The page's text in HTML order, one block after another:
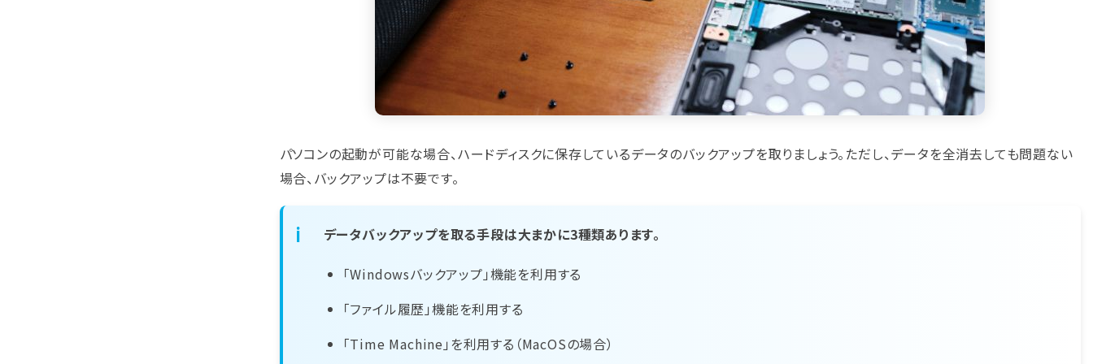
パソコンの起動が可能な場合、ハードディスクに保存しているデータのバックアップを取りましょう。ただし、データを全消去しても問題ない
場合、バックアップは不要です。
データバックアップを取る手段は大まかに3種類あります。
「Windowsバックアップ」機能を利用する
「ファイル履歴」機能を利用する
「Time Machine」を利用する（MacOSの場合）